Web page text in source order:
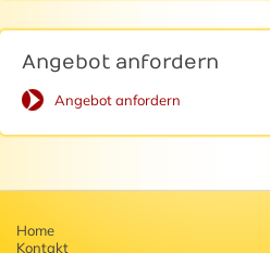
Angebot anfordern
Angebot anfordern
Home
Kontakt